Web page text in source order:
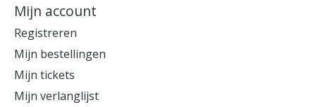
Mijn account
Registreren
Mijn bestellingen
Mijn tickets
Mijn verlanglijst